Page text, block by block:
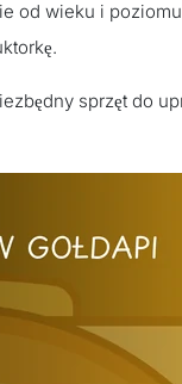
od wieku i
sprzęt do